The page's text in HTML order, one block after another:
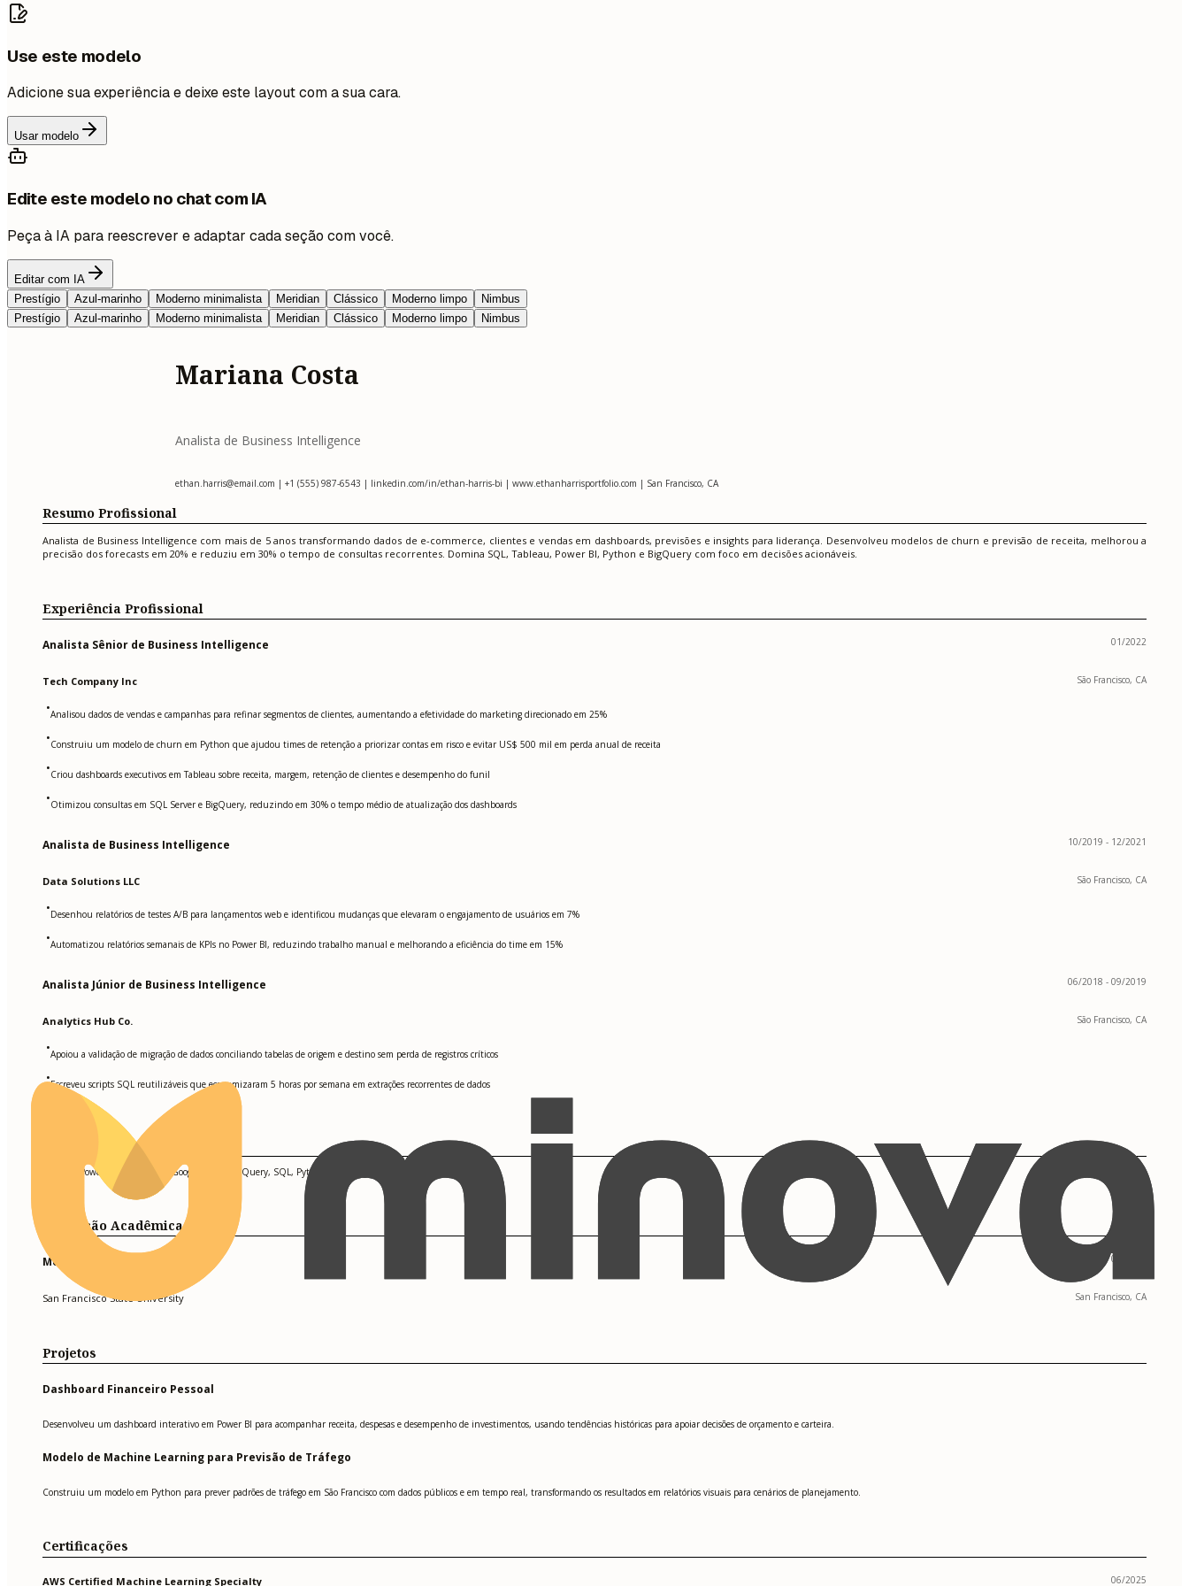
Use este modelo
Adicione sua experiência e deixe este layout com a sua cara.
Usar modelo
Edite este modelo no chat com IA
Peça à IA para reescrever e adaptar cada seção com você.
Editar com IA
Prestígio
Azul-marinho Moderno minimalista Meridian Clássico Moderno limpo
Nimbus
Prestígio
Azul-marinho Moderno minimalista Meridian Clássico Moderno limpo Nimbus
Mariana Costa
Analista de Business Intelligence
ethan.harris@email.com | +1 (555) 987-6543 | linkedin.com/in/ethan-harris-bi | www.ethanharrisportfolio.com | San Francisco, CA
Resumo Profissional
Analista de Business Intelligence com mais de 5 anos transformando dados de e-commerce, clientes e vendas em dashboards, previsões e insights para liderança. Desenvolveu modelos de churn e previsão de receita, melhorou a
precisão dos forecasts em 20% e reduziu em 30% o tempo de consultas recorrentes. Domina SQL, Tableau, Power BI, Python e BigQuery com foco em decisões acionáveis.
Experiência Profissional
Analista Sênior de Business Intelligence 01/2022
Tech Company Inc São Francisco, CA
•Analisou dados de vendas e campanhas para refinar segmentos de clientes, aumentando a efetividade do marketing direcionado em 25%
•Construiu um modelo de churn em Python que ajudou times de retenção a priorizar contas em risco e evitar US$ 500 mil em perda anual de receita
•Criou dashboards executivos em Tableau sobre receita, margem, retenção de clientes e desempenho do funil
•Otimizou consultas em SQL Server e BigQuery, reduzindo em 30% o tempo médio de atualização dos dashboards
Analista de Business Intelligence 10/2019 - 12/2021
Data Solutions LLC São Francisco, CA
•Desenhou relatórios de testes A/B para lançamentos web e identificou mudanças que elevaram o engajamento de usuários em 7%
•Automatizou relatórios semanais de KPIs no Power BI, reduzindo trabalho manual e melhorando a eficiência do time em 15%
Analista Júnior de Business Intelligence 06/2018 - 09/2019
Analytics Hub Co. São Francisco, CA
•Apoiou a validação de migração de dados conciliando tabelas de origem e destino sem perda de registros críticos
•Escreveu scripts SQL reutilizáveis que economizaram 5 horas por semana em extrações recorrentes de dados
Competências
Tableau, Power BI, SQL Server, Google Cloud BigQuery, SQL, Python, AWS Sagemaker, Azure ML Studio
Formação Acadêmica
Mestrado em Análise de Dados 09/2015 - 06/2017
San Francisco State University San Francisco, CA
Projetos
Dashboard Financeiro Pessoal
Desenvolveu um dashboard interativo em Power BI para acompanhar receita, despesas e desempenho de investimentos, usando tendências históricas para apoiar decisões de orçamento e carteira.
Modelo de Machine Learning para Previsão de Tráfego
Construiu um modelo em Python para prever padrões de tráfego em São Francisco com dados públicos e em tempo real, transformando os resultados em relatórios visuais para cenários de planejamento.
Certificações
AWS Certified Machine Learning Specialty 06/2025